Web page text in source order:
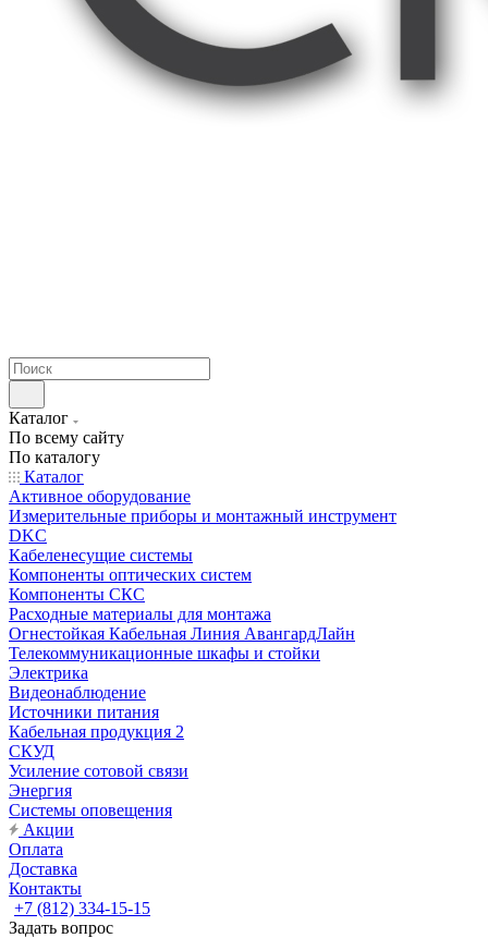
Каталог
По всему сайту
По каталогу
Каталог
Активное оборудование
Измерительные приборы и монтажный инструмент
DKC
Кабеленесущие системы
Компоненты оптических систем
Компоненты СКС
Расходные материалы для монтажа
Огнестойкая Кабельная Линия АвангардЛайн
Телекоммуникационные шкафы и стойки
Электрика
Видеонаблюдение
Источники питания
Кабельная продукция 2
СКУД
Усиление сотовой связи
Энергия
Системы оповещения
Акции
Оплата
Доставка
Контакты
+7 (812) 334-15-15
Задать вопрос